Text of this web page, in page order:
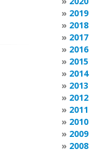
2019
2018
2017
2016
2015
2014
2013
2012
2011
2010
2009
2008